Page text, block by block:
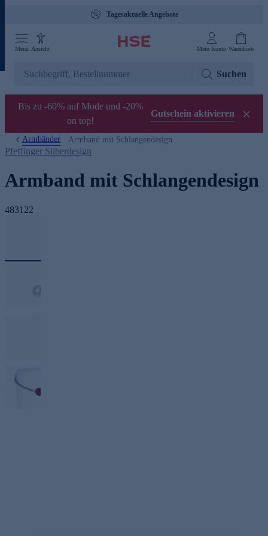
Tagesaktuelle Angebote
Menü Ansicht Mein Konto Warenkorb
Suchen
Bis zu -60% auf Mode und -20%
on top!
Gutschein aktivieren
Armbänder Armband mit Schlangendesign
Pfeffinger Silberdesign
Armband mit Schlangendesign
483122